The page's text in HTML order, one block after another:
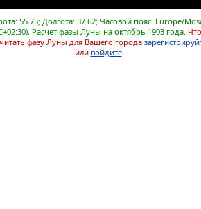
55.75; Долгота: 37.62; Часовой пояс: Europe/
Расчет фазы Луны на октябрь 1903 года.
фазу Луны для Вашего города
или войдите.